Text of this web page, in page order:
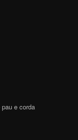
e corda